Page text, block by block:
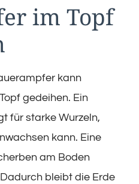
im Topf
kann
gedeihen. Ein
für starke Wurzeln,
kann. Eine
am Boden
bleibt die Erde